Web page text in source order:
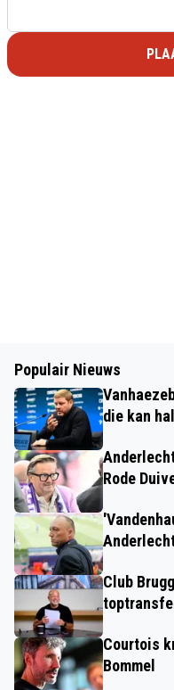
Populair Nieuws
die kan
Rode
Club
Courtois
Bommel